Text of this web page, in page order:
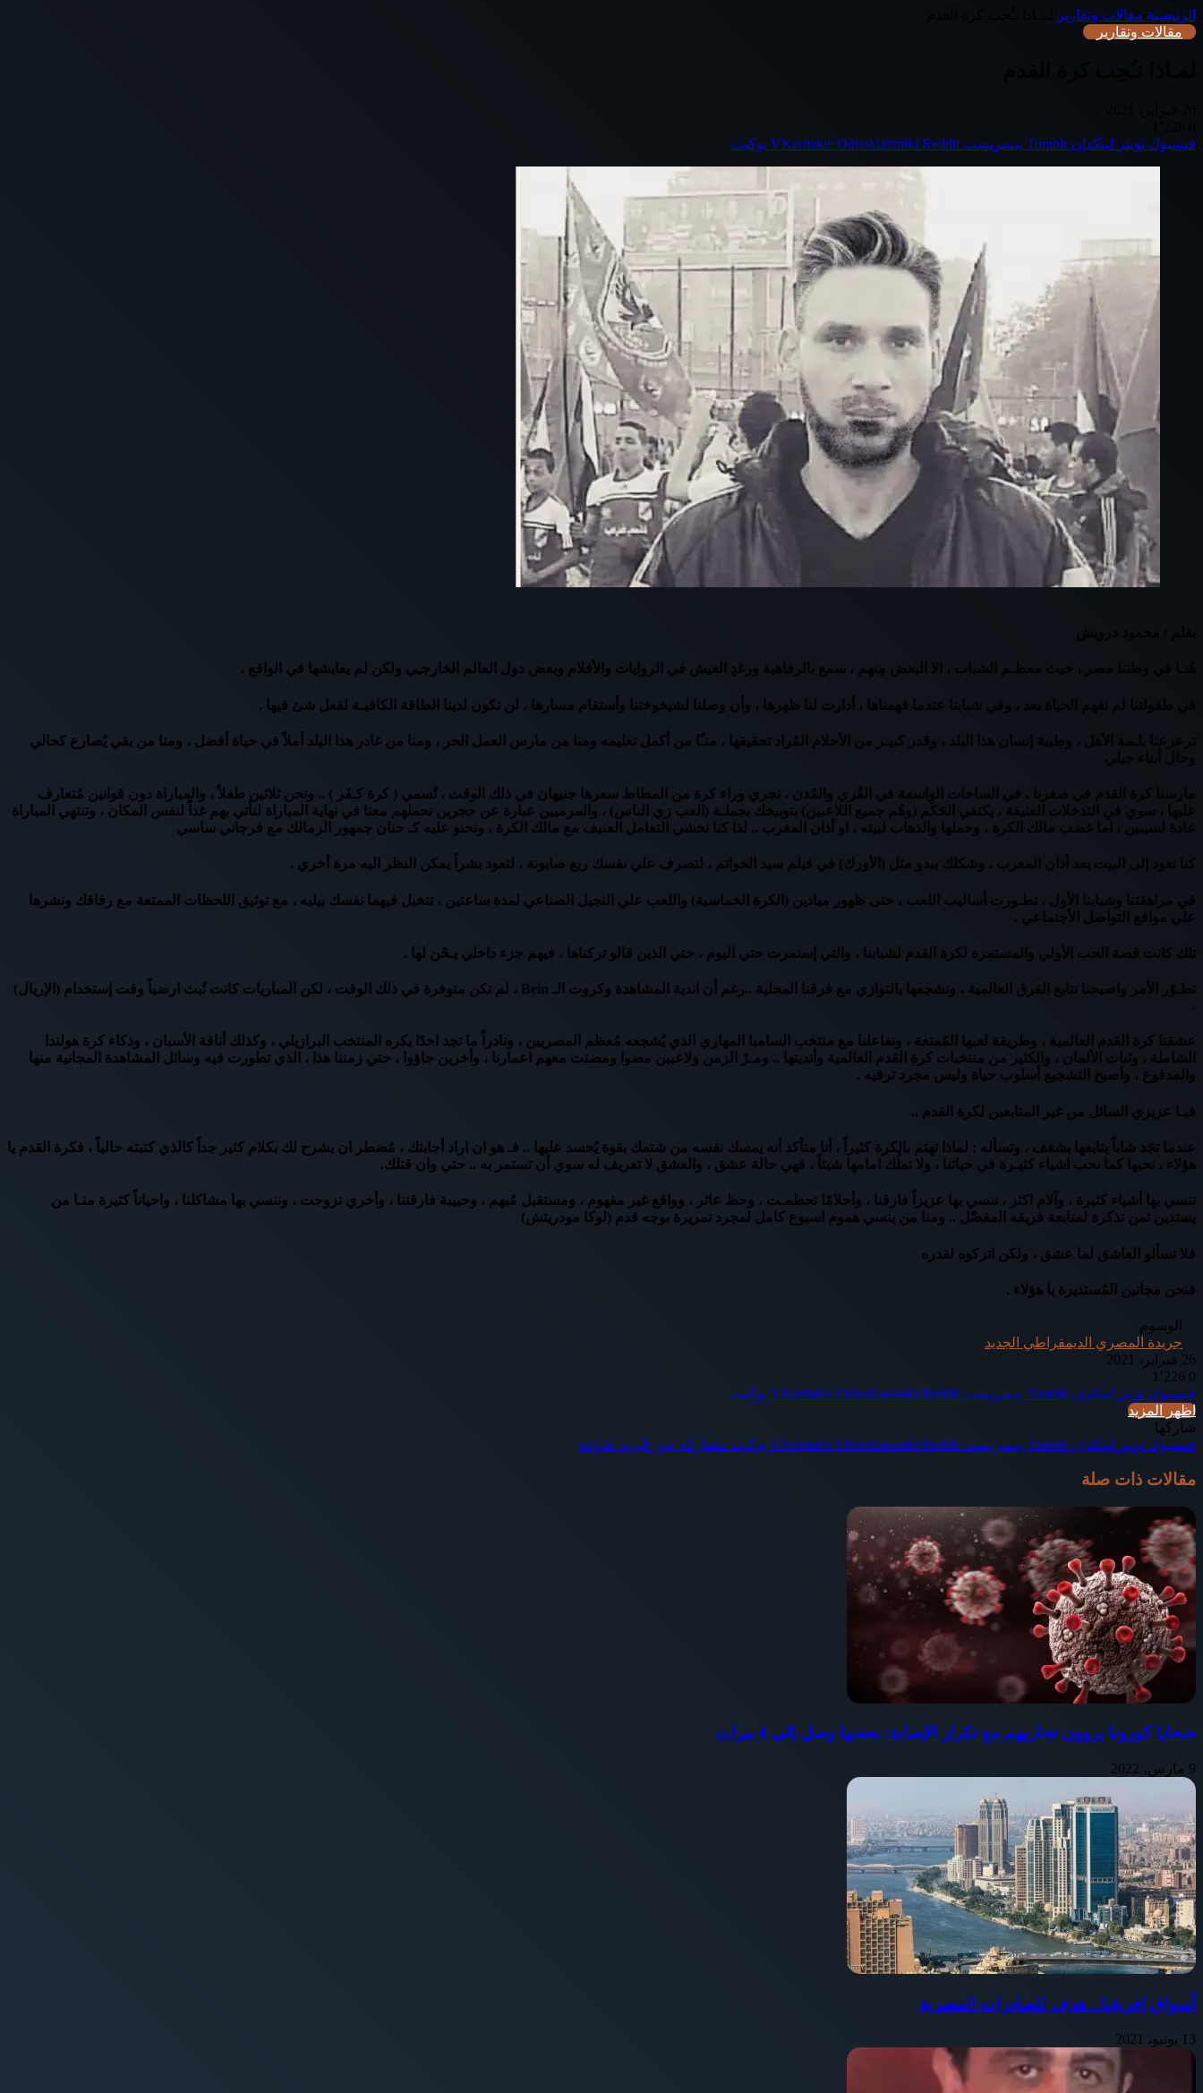
الرئيسية مقالات وتقارير
مقالات وتقارير
فيسبوك تويتر لينكدإن بينتيريست Odnoklassniki بوكيت
هُنـا في وطننا مصر ، حيث معظـم الشباب ، الا البعض مِنهم ، سمع بالرفاهية ورغدِ العيش في الروايات والأفلام وبعض دول العالم الخارجـِي ولكن لم يعايشها في الواقع .
في طفولتنا لم نفهم الحياة بعد ، وفي شبابنا عندما فهمناها ، أدارت لنا ظهرها ، وأن وصلنا لشيخوختنا وأستقام مسارها ، لن تكون لدينا الطاقة الكافيـة لفعل شئ فيها .
ترعرعنا بلـمة الأهل ، وطيبة إنسان هذا البلد ، وقدر كبيـر من الأحلام المُراد تحقيقها ، منـّا من أكمل تعليمه ومنا من مارس العمل الحر ، ومنا من غادر هذا البلد أملاً في حياة أفضل ، ومنا من بقي يُصارع كحالي
وحال أبناء جيلي
مارسنا كرة القدم في صغرنا ، في الساحات الواسعة في القُري والمُدن ، نجري وراء كرة من المطاط سعرها جنيهان في ذلك الوقت ، تُسمي ( كرة كـفَر ) .. ونحن ثلاثين طفلاً ، والمباراة دون قوانين مُتعارف
عليها ، سوي في التدخلات العنيفة ، يكتفي الحَكَم (وهُم جميع اللاعبين) بتوبيخك بجملـة (العب زي الناس) ، والمرميين عبارة عن حجرين نحملهم معنا في نهاية المباراة لنأتي بهم غداً لنفس المكان ، وتنتهي المباراة
عادة لسببين ، اما غضب مالك الكرة ، وحملها والذهاب لبيته ، او أذان المغرب .. لذا كنا نخشي التعامل العنيف مع مالك الكرة ، ونحنو عليه كـ حنان جمهور الزمالك مع فرجاني ساسي
كنا نعود إلى البيت بعد أذان المغرب ، وشكلك يبدو مثل (الأورك) في فيلم سيد الخواتم ، لتصرف علي نفسك ربع صابونة ، لتعود بشراً يمكن النظر اليه مرة أخري .
في مراهقتنا وشبابنا الأول ، تطـورت أساليب اللعب ، حتى ظهور ميادين (الكرة الخماسية) واللعب علي النجيل الصناعي لمدة ساعتين ، تتخيل فيهما نفسك بيليه ، مع توثيق اللحظات الممتعة مع رفاقك ونشرها
علي مواقع التواصل الأجتماعي .
تلك كانت قصة الحب الأولي والمستمرة لكرة القدم لشبابنا ، والتي إستمرت حتي اليوم ، حتي الذين قالو تركناها ، فيهم جزء داخلي يـحّن لها .
تطـوّر الأمر واصبحنا نتابع الفرق العالمية ، ونشجعها بالتوازي مع فرقنا المحلية ..رغم أن اندية المشاهدة وكروت الـ Bein ، لم تكن متوفرة في ذلك الوقت ، لكن المباريات كانت تُبث ارضياً وقت إستخدام (الإريال)
.
عشقنا كرة القدم العالمية ، وطريقة لعبها المُمتعة ، وتفاعلنا مع منتخب السامبا المهاري الذي يُشجعه مُعظم المصريين ، ونادراً ما تجد احدًا يكره المنتخب البرازيلي ، وكذلك أناقة الأسبان ، وذكاء كرة هولندا
الشاملة ، وثبات الألمان ، والكثير من منتخبات كرة القدم العالمية وأنديتها .. ومـرّ الزمن ولاعبين مضوا ومضتت معهم اعمارنا ، وأخرين جاؤوا ، حتي زمننا هذا ، الذي تطورت فيه وسائل المشاهدة المجانية منها
والمدفوع ، وأصبح التشجيع أسلوب حياة وليس مجرد ترفيه .
فيـا عزيزي السائل من غير المتابعين لكرة القدم ..
عندما تجَد شاباً يتابعها بشغف ، وتسأله : لماذا تهتم بالكرة كثيراً ، أنا متأكد أنه يمسك نفسه من شتمك بقوة يُحسد عليها .. فـ هو ان اراد أجابتك ، مُضطر ان يشرح لك بكلام كثير جداً كالذي كتبته حالياً ، فكرة القدم يا
هؤلاء ، نحبها كما نحب اشياء كثيـرة في حياتنا ، ولا نملُك امامها شيئاً ، فهي حالة عشق ، والعشق لا تعريف له سوي أن تستمر به .. حتي وان قتلك.
ننسي بها أشياء كثيرة ، وآلام اكثر ، ننسي بها عزيزاً فارقنا ، وأحلامًا تحطمـت ، وحظ عاثر ، وواقع غير مفهوم ، ومستقبل مُبهم ، وحبيبة فارقتنا ، وأخري تزوجت ، وننسي بها مشاكلنا ، واحياناً كثيرة منـا من
يستدين ثمن تذكرة لمتابعة فريقه المفضّل .. ومنا من ينسي هموم اسبوع كامل لمجرد تمريرة بوجه قدم (لوكا مودريتش)
فلا تسألو العاشق لما عشق ، ولكن اتركوه لقدره
فنحن مجانين المُستديرة يا هؤلاء .
الوسوم
جريدة المصري الديمقراطي الجديد
26 فبراير، 2021
0
فيسبوك تويتر لينكدإن بينتيريست Odnoklassniki
بوكيت
اظهر المزيد
شاركها
فيسبوك تويتر لينكدإن بينتيريست Odnoklassniki بوكيت مشاركة عبر البريد طباعة
مقالات ذات صلة
ضحايا كورونا يروون تجاربهم مع تكرار الإصابة: بعضها وصل إلى 4 مرات
9 مارس، 2022
أسواق إفريقيا.. هدف للصادرات المصرية
13 يونيو، 2021